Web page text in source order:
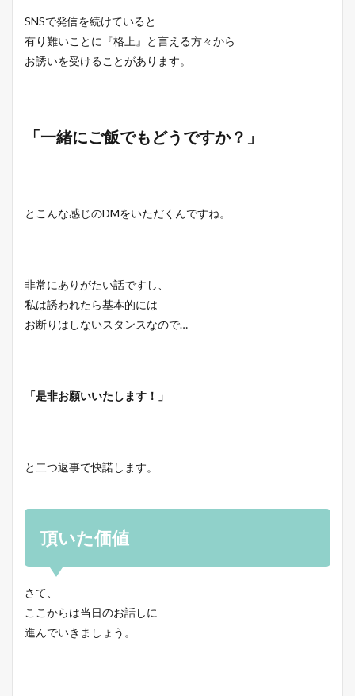
SNSで発信を続けていると
有り難いことに『格上』と言える方々から
お誘いを受けることがあります。
「一緒にご飯でもどうですか？」
とこんな感じのDMをいただくんですね。
非常にありがたい話ですし、
私は誘われたら基本的には
お断りはしないスタンスなので…
「是非お願いいたします！」
と二つ返事で快諾します。
頂いた価値
さて、
ここからは当日のお話しに
進んでいきましょう。